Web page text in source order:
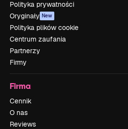
Polityka prywatności
Oryginały New
Polityka plików cookie
Centrum zaufania
Partnerzy
Firmy
Firma
Cennik
O nas
Reviews